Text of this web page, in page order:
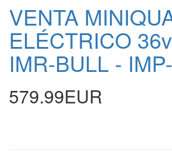
VENTA
ELÉCTRICO
IMR-BULL -
579.99EUR